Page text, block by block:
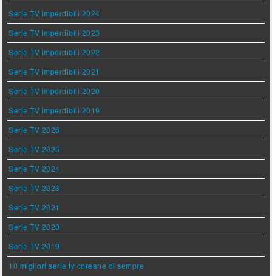
Serie TV imperdibili 2024
Serie TV imperdibili 2023
Serie TV imperdibili 2022
Serie TV imperdibili 2021
Serie TV imperdibili 2020
Serie TV imperdibili 2019
Serie TV 2026
Serie TV 2025
Serie TV 2024
Serie TV 2023
Serie TV 2021
Serie TV 2020
Serie TV 2019
10 migliori serie tv coreane di sempre